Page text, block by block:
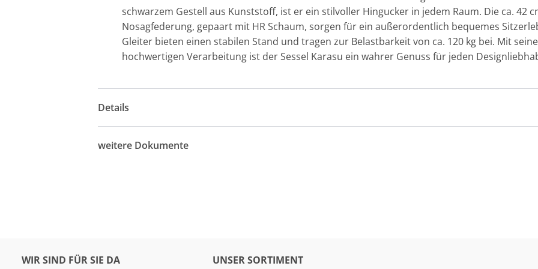
schwarzem Gestell aus Kunststoff, ist er ein stilvoller Hingucker in jedem Raum. Die ca. 42
Nosagfederung, gepaart mit HR Schaum, sorgen für ein außerordentlich bequemes
Gleiter bieten einen stabilen Stand und tragen zur Belastbarkeit von ca. 120 kg bei. Mit
hochwertigen Verarbeitung ist der Sessel Karasu ein wahrer Genuss für jeden
Details
weitere Dokumente
WIR SIND FÜR SIE DA UNSER SORTIMENT